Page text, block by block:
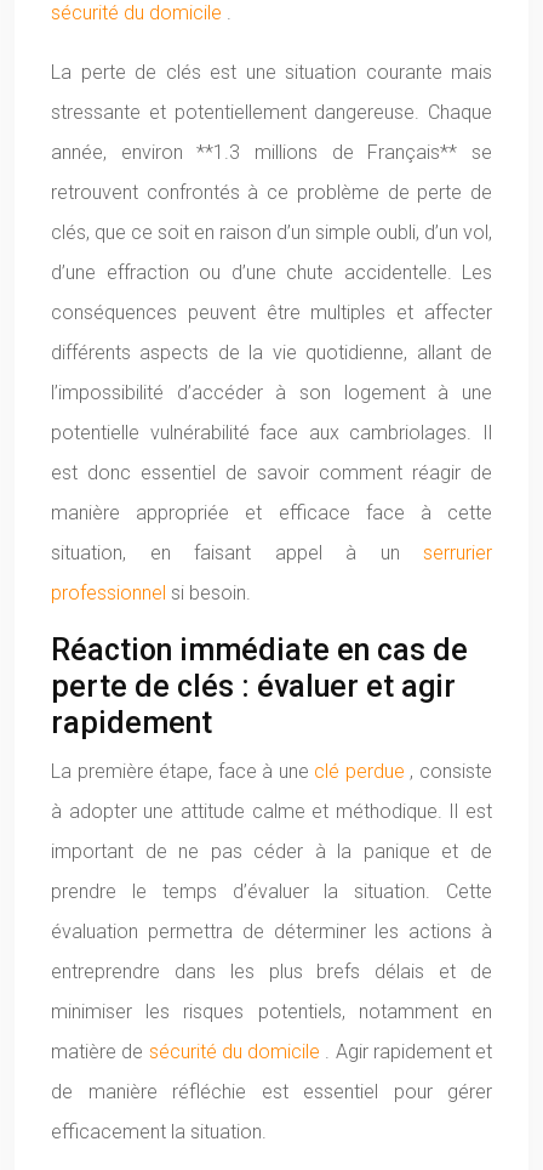
sécurité du domicile .
La perte de clés est une situation courante mais
stressante et potentiellement dangereuse. Chaque
année, environ **1.3 millions de Français** se
retrouvent confrontés à ce problème de perte de
clés, que ce soit en raison d’un simple oubli, d’un vol,
d’une effraction ou d’une chute accidentelle. Les
conséquences peuvent être multiples et affecter
différents aspects de la vie quotidienne, allant de
l’impossibilité d’accéder à son logement à une
potentielle vulnérabilité face aux cambriolages. Il
est donc essentiel de savoir comment réagir de
manière appropriée et efficace face à cette
situation, en faisant appel à un serrurier
professionnel si besoin.
Réaction immédiate en cas de
perte de clés : évaluer et agir
rapidement
La première étape, face à une clé perdue , consiste
à adopter une attitude calme et méthodique. Il est
important de ne pas céder à la panique et de
prendre le temps d’évaluer la situation. Cette
évaluation permettra de déterminer les actions à
entreprendre dans les plus brefs délais et de
minimiser les risques potentiels, notamment en
matière de sécurité du domicile . Agir rapidement et
de manière réfléchie est essentiel pour gérer
efficacement la situation.